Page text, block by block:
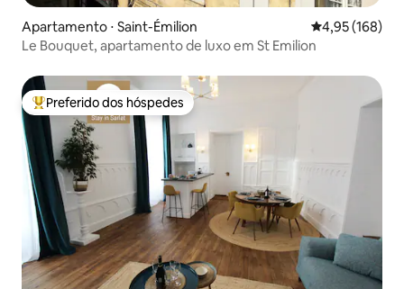
Apartamento ⋅ Saint-Émilion 4,95 de uma
4,95 (168)
Le Bouquet, apartamento de luxo em St Emilion
Entre os melhores preferidos dos hóspedes
Preferido dos hóspedes